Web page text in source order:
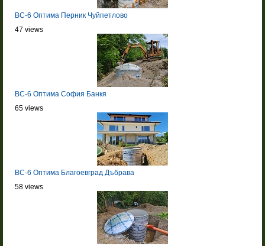
BC-6 Оптима Перник Чуйпетлово
47 views
BC-6 Оптима София Банкя
65 views
BC-6 Оптима Благоевград Дъбрава
58 views